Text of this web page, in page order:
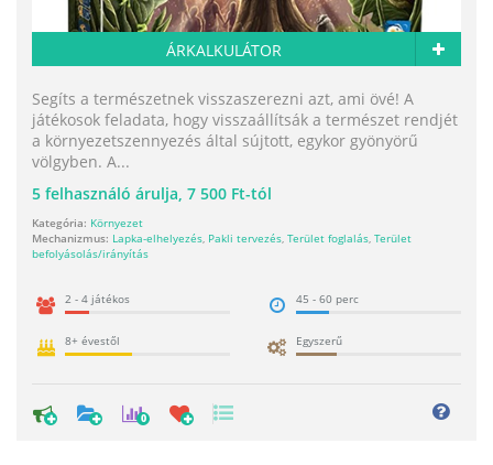
ÁRKALKULÁTOR
Segíts a természetnek visszaszerezni azt, ami övé! A
játékosok feladata, hogy visszaállítsák a természet rendjét
a környezetszennyezés által sújtott, egykor gyönyörű
völgyben. A...
5 felhasználó árulja, 7 500 Ft-tól
Kategória: Környezet
Mechanizmus: Lapka-elhelyezés, Pakli tervezés, Terület foglalás, Terület
befolyásolás/irányítás
2 - 4 játékos 45 - 60 perc
8+ évestől Egyszerű
0